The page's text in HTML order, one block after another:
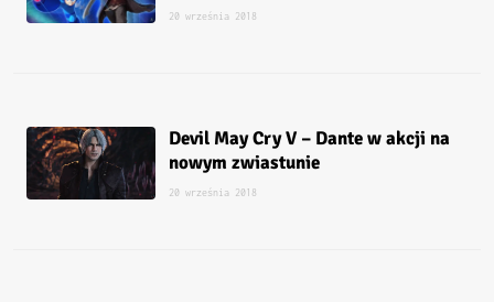
20 września 2018
Devil May Cry V – Dante w akcji na
nowym zwiastunie
20 września 2018